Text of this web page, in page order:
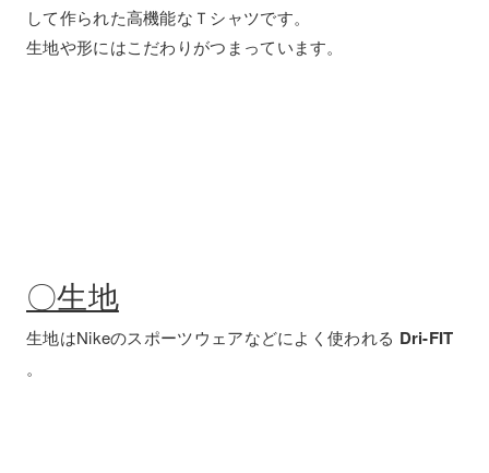
して作られた高機能なＴシャツです。
生地や形にはこだわりがつまっています。
〇生地
生地はNikeのスポーツウェアなどによく使われる Dri-FIT
。